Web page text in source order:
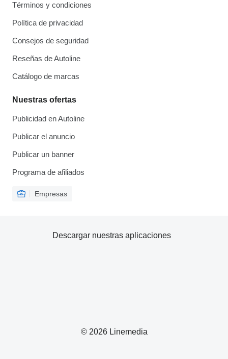
Términos y condiciones
Política de privacidad
Consejos de seguridad
Reseñas de Autoline
Catálogo de marcas
Nuestras ofertas
Publicidad en Autoline
Publicar el anuncio
Publicar un banner
Programa de afiliados
Empresas
© 2026 Linemedia
Descargar nuestras aplicaciones